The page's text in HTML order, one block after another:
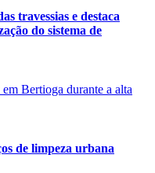
travessias e destaca
do sistema de
de limpeza urbana